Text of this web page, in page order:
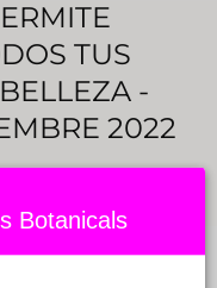
TUS
-
2022
Botanicals